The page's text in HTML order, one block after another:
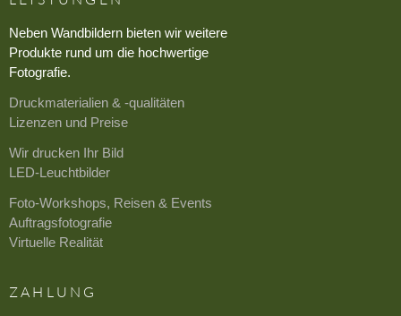
Neben Wandbildern bieten wir weitere
Produkte rund um die hochwertige
Fotografie.
Druckmaterialien & -qualitäten
Lizenzen und Preise
Wir drucken Ihr Bild
LED-Leuchtbilder
Foto-Workshops, Reisen & Events
Auftragsfotografie
Virtuelle Realität
ZAHLUNG